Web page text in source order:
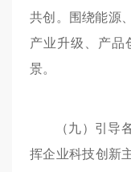
共创。围绕能源
产业升级、产品
景。
（九）引导
挥企业科技创新